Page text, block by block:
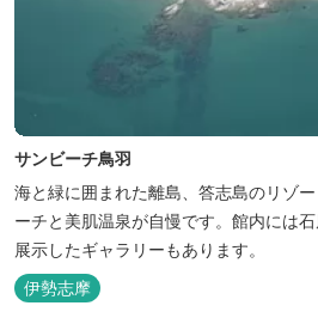
サンビーチ鳥羽
海と緑に囲まれた離島、答志島のリゾ
ーチと美肌温泉が自慢です。館内には
展示したギャラリーもあります。
伊勢志摩